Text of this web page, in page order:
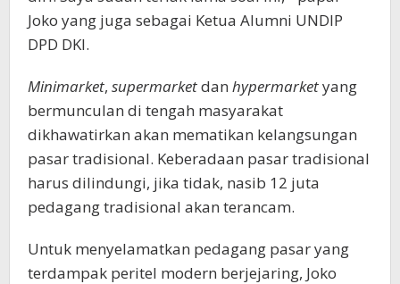
Joko yang juga sebagai Ketua Alumni UNDIP
DPD DKI.
Minimarket, supermarketdan hypermarketyang
bermunculan di tengah masyarakat
dikhawatirkan akan mematikan kelangsungan
pasar tradisional. Keberadaan pasar tradisional
harus dilindungi, jika tidak, nasib 12 juta
pedagang tradisional akan terancam.
Untuk menyelamatkan pedagang pasar yang
terdampak peritel modern berjejaring, Joko